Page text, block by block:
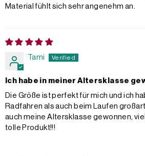
Material fühlt sich sehr angenehm an.
Tami
Ich habe in meiner Altersklasse
Die Größe ist perfekt für mich und ich
Radfahren als auch beim Laufen
auch meine Altersklasse gewonnen,
tolle Produkt!!!